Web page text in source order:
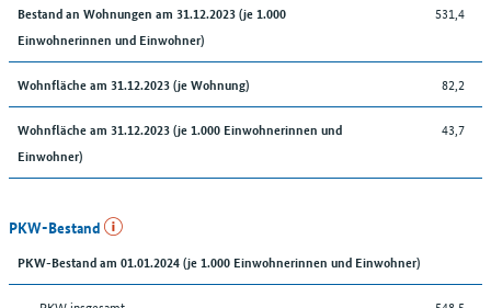
Bestand an Wohnungen am 31.12.2023 (je 1.000
Einwohnerinnen und Einwohner)
531,4
Wohnfläche am 31.12.2023 (je Wohnung) 82,2
Wohnfläche am 31.12.2023 (je 1.000 Einwohnerinnen und
Einwohner)
43,7
PKW-Bestand
PKW-Bestand am 01.01.2024 (je 1.000 Einwohnerinnen und Einwohner)